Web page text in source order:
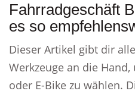
Fahrradgeschäft
es so
Dieser Artikel gibt dir
Werkzeuge an die
oder E-Bike zu wählen.